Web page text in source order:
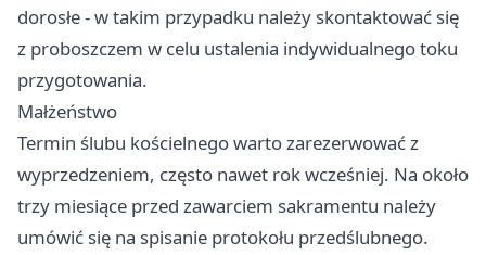
dorosłe - w takim przypadku należy skontaktować się
z proboszczem w celu ustalenia indywidualnego toku
przygotowania.
Małżeństwo
Termin ślubu kościelnego warto zarezerwować z
wyprzedzeniem, często nawet rok wcześniej. Na około
trzy miesiące przed zawarciem sakramentu należy
umówić się na spisanie protokołu przedślubnego.